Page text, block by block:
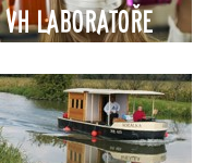
VH Laboratoře